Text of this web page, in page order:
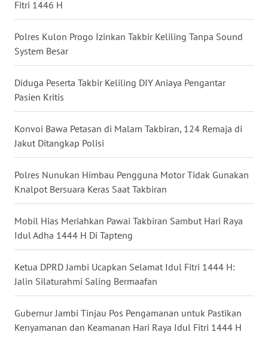
Fitri 1446 H
Polres Kulon Progo Izinkan Takbir Keliling Tanpa Sound
System Besar
Diduga Peserta Takbir Keliling DIY Aniaya Pengantar
Pasien Kritis
Konvoi Bawa Petasan di Malam Takbiran, 124 Remaja di
Jakut Ditangkap Polisi
Polres Nunukan Himbau Pengguna Motor Tidak Gunakan
Knalpot Bersuara Keras Saat Takbiran
Mobil Hias Meriahkan Pawai Takbiran Sambut Hari Raya
Idul Adha 1444 H Di Tapteng
Ketua DPRD Jambi Ucapkan Selamat Idul Fitri 1444 H:
Jalin Silaturahmi Saling Bermaafan
Gubernur Jambi Tinjau Pos Pengamanan untuk Pastikan
Kenyamanan dan Keamanan Hari Raya Idul Fitri 1444 H
WN
KALTARA
WN
KALSEL
WN
KALTIM
WN
WN
WN